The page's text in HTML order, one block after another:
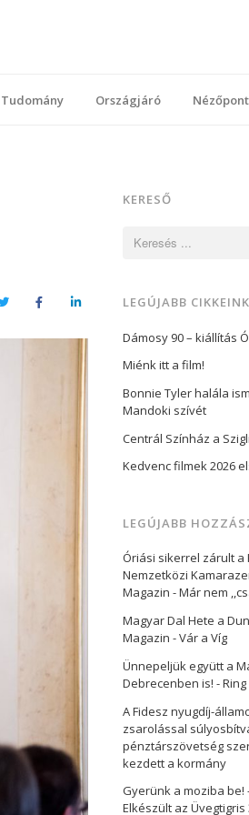
Tudomány Országjáró Nézőpont
TwitterFacebookLinkedIn
KERESŐ
LEGÚJABB CIKKEINK
Dámosy 90 – kiállítás
Miénk itt a film!
Bonnie Tyler halála
Mandoki szívét
Centrál Színház a
Kedvenc filmek 2026
LEGÚJABB
Óriási sikerrel zárult a
Nemzetközi
Magazin -Már nem
Magyar Dal Hete a
Magazin -Vár a Víg
Ünnepeljük együtt a
Debrecenben is! -
A Fidesz nyugdíj-
zsarolással
pénztárszövetség
kezdett a kormány
Gyerünk a moziba be!
Elkészült az Üvegtigris